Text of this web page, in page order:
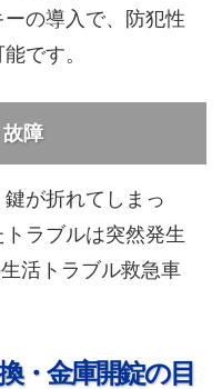
の導入で、防犯性
です。
障
が折れてしまっ
ラブルは突然発生
活トラブル救急車
・金庫開錠の目